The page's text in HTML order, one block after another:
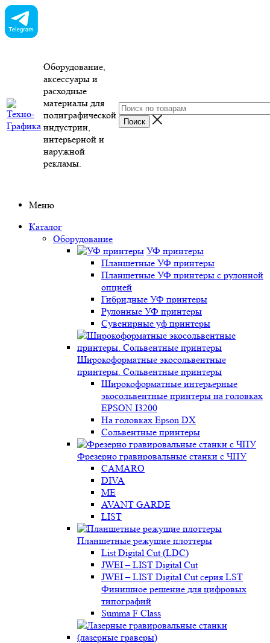
Оборудование,
аксессуары и
расходные
материалы для
полиграфической
индустрии,
интерьерной и
наружной
рекламы.
Меню
Каталог
Оборудование
УФ принтеры
Планшетные УФ принтеры
Планшетные УФ принтеры с рулонной
опцией
Гибридные УФ принтеры
Рулонные УФ принтеры
Сувенирные уф принтеры
Широкоформатные экосольвентные
принтеры. Сольвентные принтеры
Широкоформатные интерьерные
экосольвентные принтеры на головках
EPSON I3200
На головках Epson DX
Сольвентные принтеры
Фрезерно гравировальные станки с ЧПУ
CAMARO
DIVA
ME
AVANT GARDE
LIST
Планшетные режущие плоттеры
List Digital Cut (LDC)
JWEI – LIST Digital Cut
JWEI – LIST Digital Cut серия LST
Финишное решение для цифровых
типографий
Summa F Class